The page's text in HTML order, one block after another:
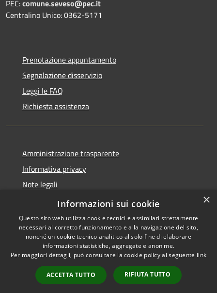
PEC:comune.seveso@pec.it
Centralino Unico: 0362-5171
Prenotazione appuntamento
Segnalazione disservizio
Leggi le FAQ
Richiesta assistenza
Amministrazione trasparente
Informativa privacy
Note legali
Dichiarazione di accessibilità
Accessibilità
Copyright © 2026 • Città di
Seveso • Powered by
Municipium•
Accesso
redazione
×
Informazioni sui cookie
Questo sito web utilizza cookie tecnici e assimilati strettamente
necessari al corretto funzionamento e alla navigazione del sito,
nonché un cookie tecnico analitico al solo fine di elaborare
informazioni statistiche, aggregate e anonime.
Per maggiori dettagli, può consultare la cookie policy al seguente link
ACCETTA TUTTO RIFIUTA TUTTO